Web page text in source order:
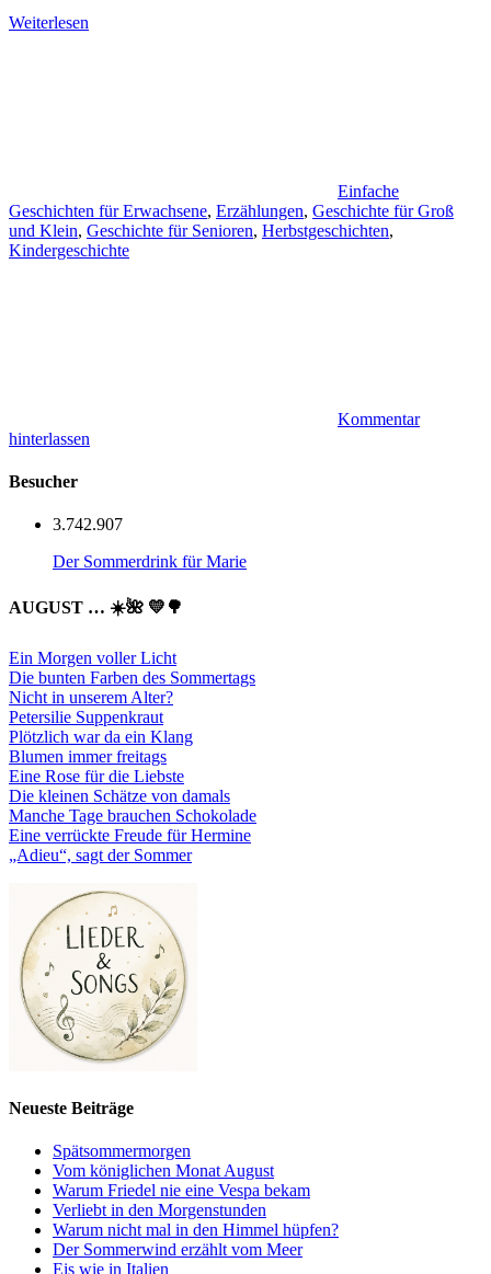
Weiterlesen
Einfache
Geschichten für Erwachsene, Erzählungen, Geschichte für Groß
und Klein, Geschichte für Senioren, Herbstgeschichten,
Kindergeschichte
Kommentar
hinterlassen
Besucher
3.742.907
Der Sommerdrink für Marie
AUGUST … ☀️🌺 💛🌳
Ein Morgen voller Licht
Die bunten Farben des Sommertags
Nicht in unserem Alter?
Petersilie Suppenkraut
Plötzlich war da ein Klang
Blumen immer freitags
Eine Rose für die Liebste
Die kleinen Schätze von damals
Manche Tage brauchen Schokolade
Eine verrückte Freude für Hermine
„Adieu“, sagt der Sommer
Neueste Beiträge
Spätsommermorgen
Vom königlichen Monat August
Warum Friedel nie eine Vespa bekam
Verliebt in den Morgenstunden
Warum nicht mal in den Himmel hüpfen?
Der Sommerwind erzählt vom Meer
Eis wie in Italien